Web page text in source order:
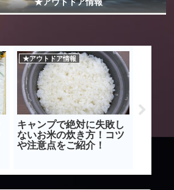
★アウトドア情報
★アウトドア情報
キャンプで絶対に失敗し
ないお米の炊き方！コツ
や注意点をご紹介！
イエ